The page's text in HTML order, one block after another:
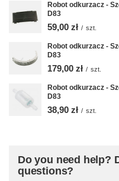
Robot odkurzacz -
D83
59,00 zł / szt.
Robot odkurzacz -
D83
179,00 zł / szt.
Robot odkurzacz -
D83
38,90 zł / szt.
Do you need help?
questions?